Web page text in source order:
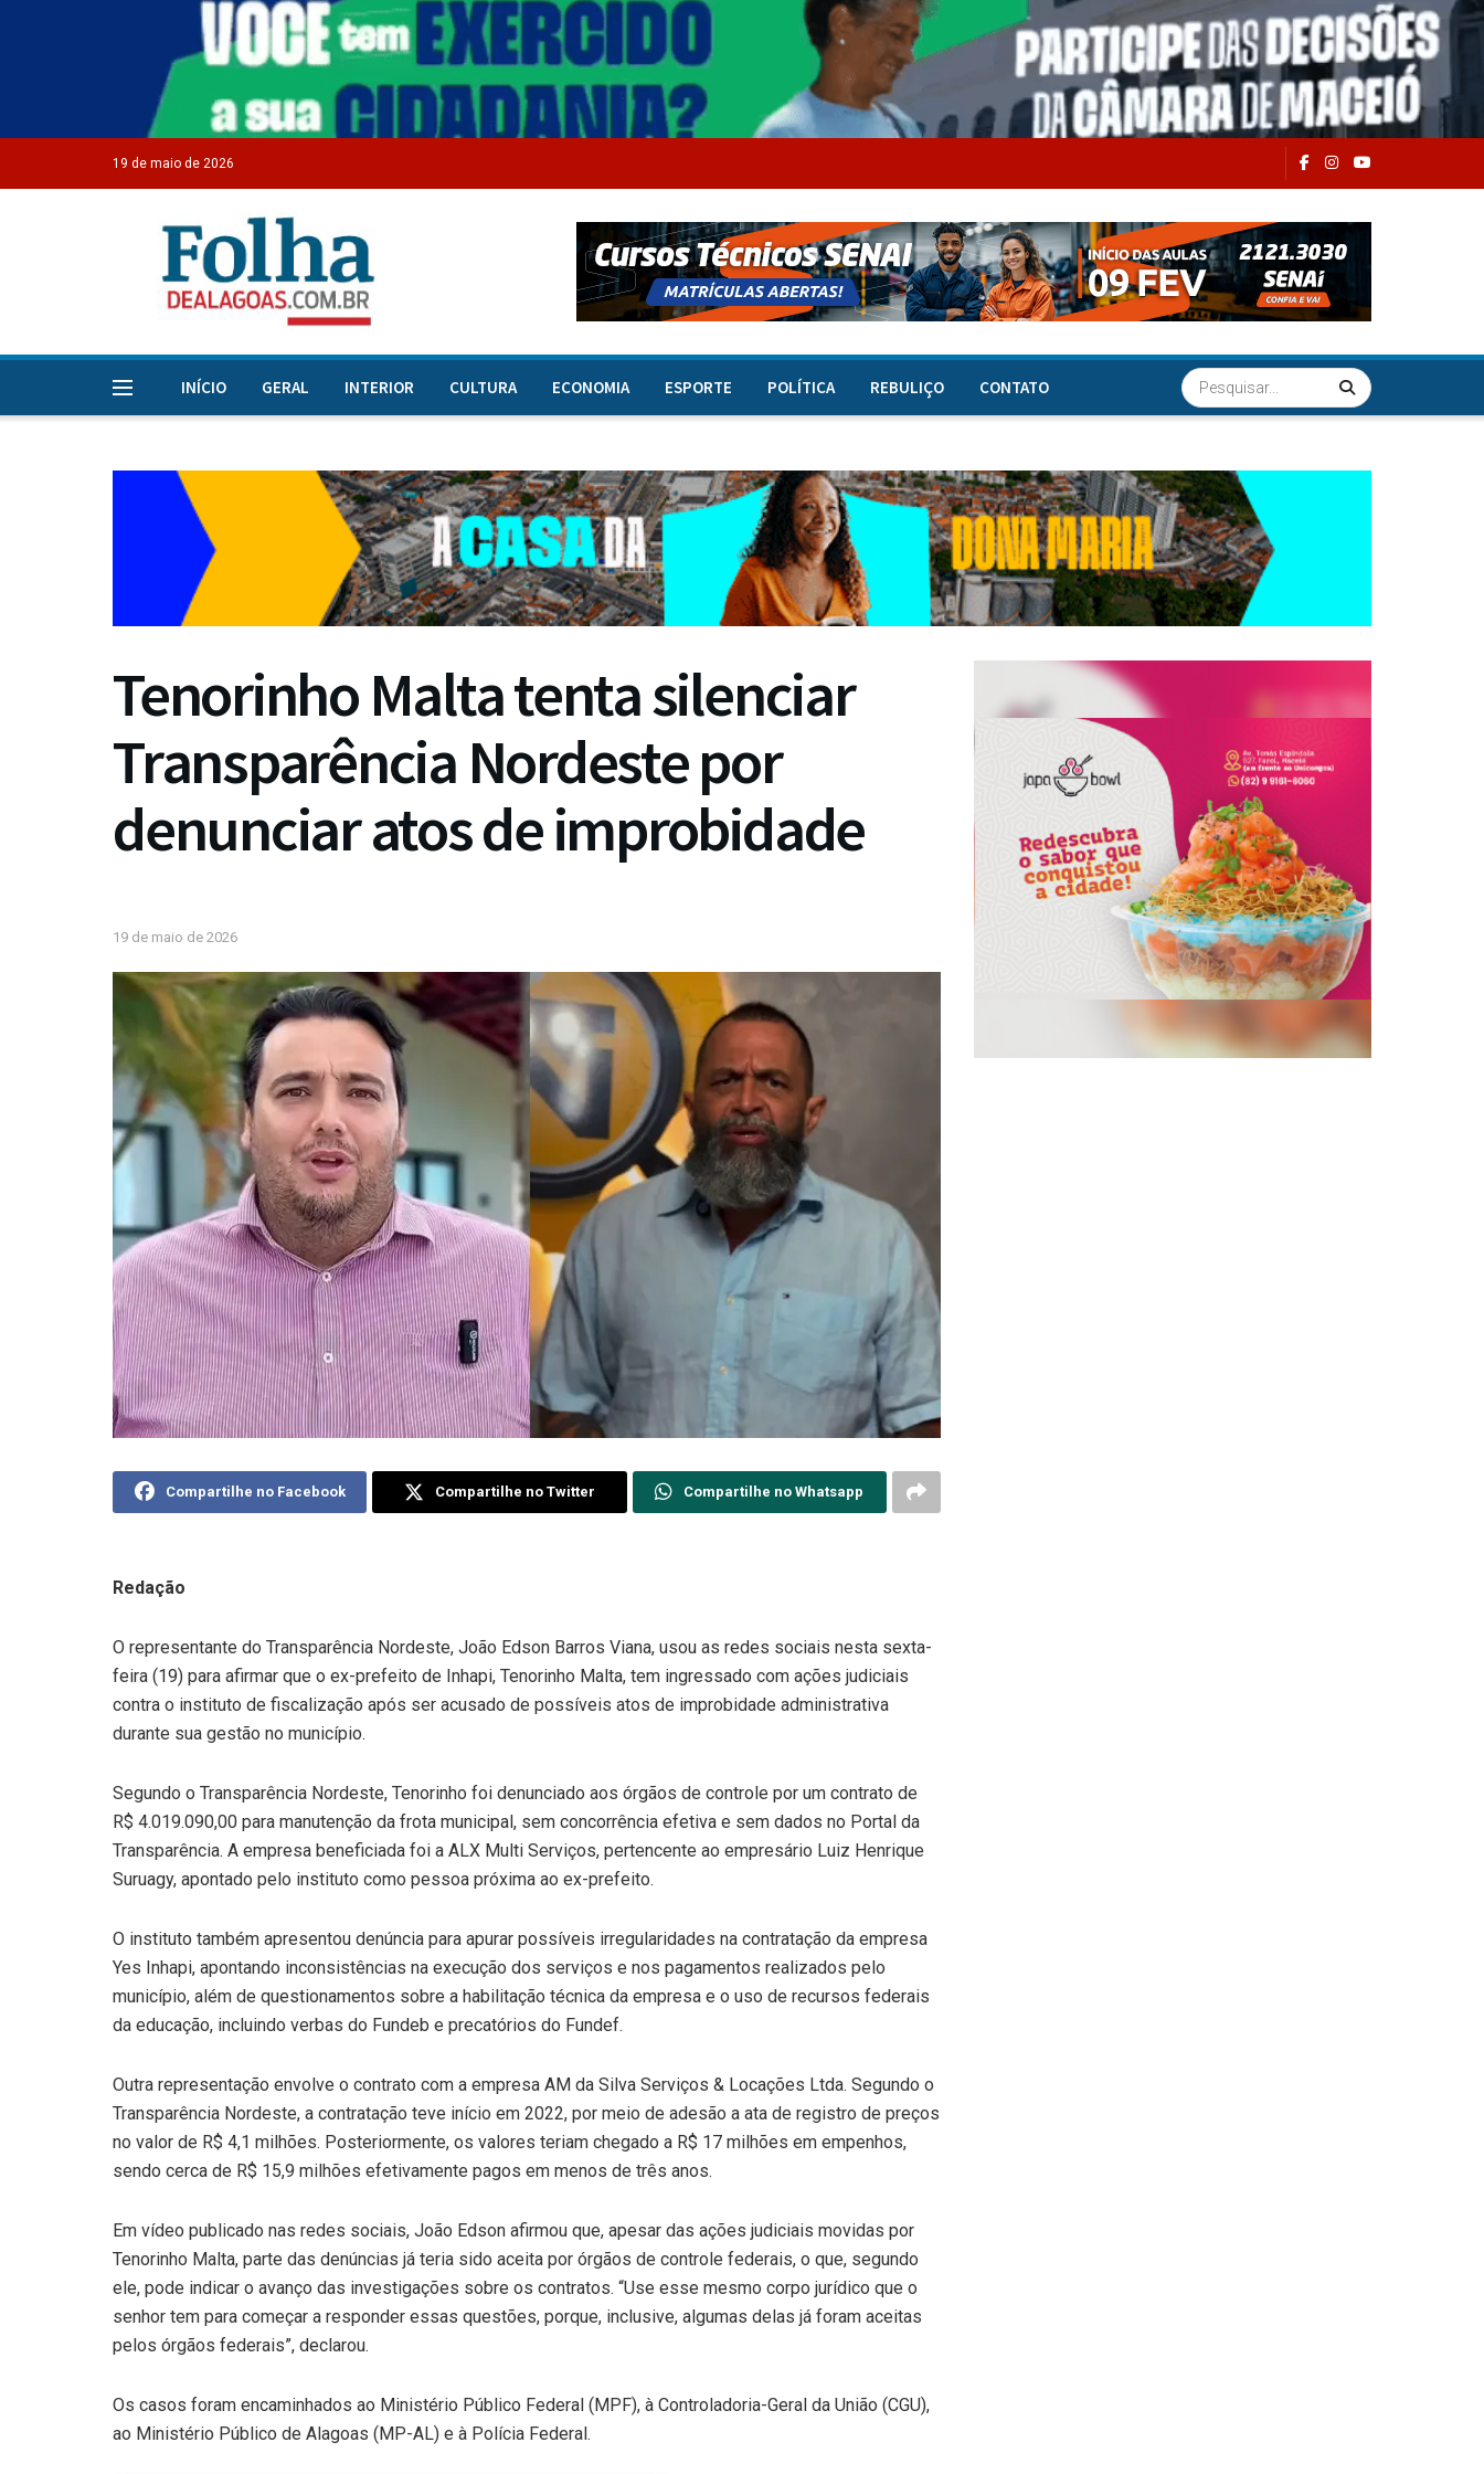
19 de maio de 2026
INÍCIO GERAL INTERIOR CULTURA ECONOMIA ESPORTE POLÍTICA REBULIÇO CONTATO
Tenorinho Malta tenta silenciar
Transparência Nordeste por
denunciar atos de improbidade
19 de maio de 2026
Compartilhe no Facebook Compartilhe no Twitter Compartilhe no Whatsapp
Redação
O representante do Transparência Nordeste, João Edson Barros Viana, usou as redes sociais nesta sexta-
feira (19) para afirmar que o ex-prefeito de Inhapi, Tenorinho Malta, tem ingressado com ações judiciais
contra o instituto de fiscalização após ser acusado de possíveis atos de improbidade administrativa
durante sua gestão no município.
Segundo o Transparência Nordeste, Tenorinho foi denunciado aos órgãos de controle por um contrato de
R$ 4.019.090,00 para manutenção da frota municipal, sem concorrência efetiva e sem dados no Portal da
Transparência. A empresa beneficiada foi a ALX Multi Serviços, pertencente ao empresário Luiz Henrique
Suruagy, apontado pelo instituto como pessoa próxima ao ex-prefeito.
O instituto também apresentou denúncia para apurar possíveis irregularidades na contratação da empresa
Yes Inhapi, apontando inconsistências na execução dos serviços e nos pagamentos realizados pelo
município, além de questionamentos sobre a habilitação técnica da empresa e o uso de recursos federais
da educação, incluindo verbas do Fundeb e precatórios do Fundef.
Outra representação envolve o contrato com a empresa AM da Silva Serviços & Locações Ltda. Segundo o
Transparência Nordeste, a contratação teve início em 2022, por meio de adesão a ata de registro de preços
no valor de R$ 4,1 milhões. Posteriormente, os valores teriam chegado a R$ 17 milhões em empenhos,
sendo cerca de R$ 15,9 milhões efetivamente pagos em menos de três anos.
Em vídeo publicado nas redes sociais, João Edson afirmou que, apesar das ações judiciais movidas por
Tenorinho Malta, parte das denúncias já teria sido aceita por órgãos de controle federais, o que, segundo
ele, pode indicar o avanço das investigações sobre os contratos. “Use esse mesmo corpo jurídico que o
senhor tem para começar a responder essas questões, porque, inclusive, algumas delas já foram aceitas
pelos órgãos federais”, declarou.
Os casos foram encaminhados ao Ministério Público Federal (MPF), à Controladoria-Geral da União (CGU),
ao Ministério Público de Alagoas (MP-AL) e à Polícia Federal.